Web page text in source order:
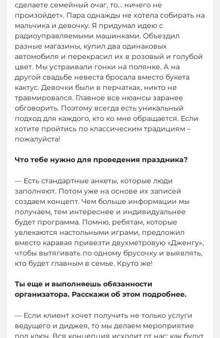
сделаете семейный очаг, то… ничего не
произойдет». Пара однажды не хотела собирать на
мальчика и девочку. Я придумал идею с
радиоуправляемыми машинками. Объездил
разные магазины, купил два одинаковых
автомобиля и перекрасил их в розовый и голубой
цвет. Мы устраивали гонки на полянке. А на
другой свадьбе невеста бросала вместо букета
кактус. Девочки были в перчатках, никто не
травмировался. Главное все нюансы заранее
обговорить. Поэтому всегда есть уникальный
подход для каждого, кто ко мне обращается. Если
хотите пройтись по классическим традициям –
пожалуйста!
Что тебе нужно для проведения праздника?
— Есть стандартные анкеты, которые люди
заполняют. Потом уже на основе их записей
создаем концепт. Чем больше информации мы
получаем, тем интереснее и индивидуальнее
будет программа. Помню, ребятам, которые
увлекаются настольными играми, предложил
вместо каравая привезти двухметровую «Дженгу»,
чтобы вытягивать по одному брусочку и выявлять,
кто будет главным в семье. Круто же!
Ты еще и выполняешь обязанности
организатора. Расскажи об этом подробнее.
— Если клиент хочет получить не только услуги
ведущего и диджея, то мы делаем мероприятие
под ключ. Вся концепция исходит от нас: как будут